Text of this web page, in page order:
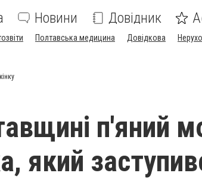
Новини Довідник
Полтавська медицина Довідкова
п'яний
який